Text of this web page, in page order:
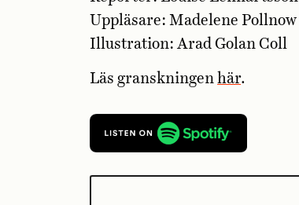
Uppläsare: Madelene Pollnow
Illustration: Arad Golan Coll
Läs granskningenhär.